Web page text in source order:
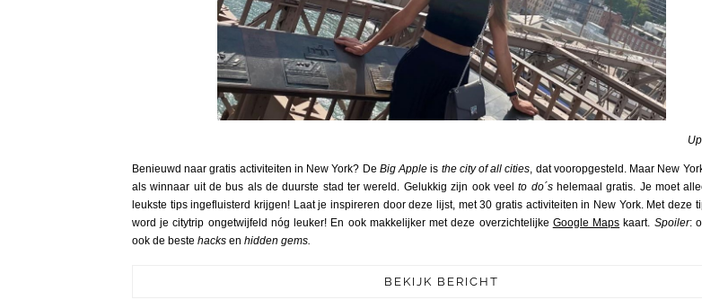
Benieuwd naar gratis activiteiten in New York? De Big Apple is the city of all cities, dat vooropgesteld. Maar New
als winnaar uit de bus als de duurste stad ter wereld. Gelukkig zijn ook veelto do´shelemaal gratis. Je moet
leukste tips ingefluisterd krijgen! Laat je inspireren door deze lijst, met 30 gratis activiteiten in New York. Met deze
word je citytrip ongetwijfeld nóg leuker! En ook makkelijker met deze overzichtelijke Google Maps kaart. Spoiler:
ook de beste hacks en hidden gems.
BEKIJK BERICHT